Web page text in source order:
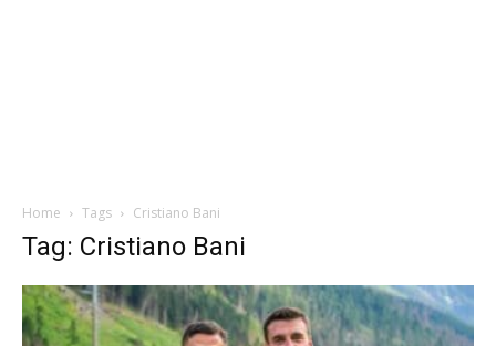
Home Tags Cristiano Bani
Tag: Cristiano Bani